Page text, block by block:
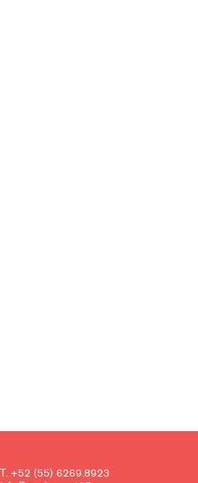
T. +52 (55) 6269.8923